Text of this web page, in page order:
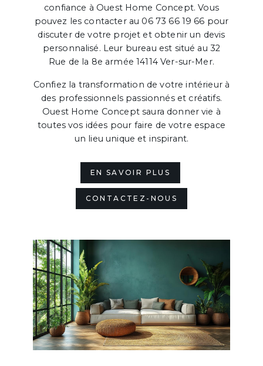
confiance à Ouest Home Concept. Vous
pouvez les contacter au 06 73 66 19 66 pour
discuter de votre projet et obtenir un devis
personnalisé. Leur bureau est situé au 32
Rue de la 8e armée 14114 Ver-sur-Mer.
Confiez la transformation de votre intérieur à
des professionnels passionnés et créatifs.
Ouest Home Concept saura donner vie à
toutes vos idées pour faire de votre espace
un lieu unique et inspirant.
EN SAVOIR PLUS
CONTACTEZ-NOUS